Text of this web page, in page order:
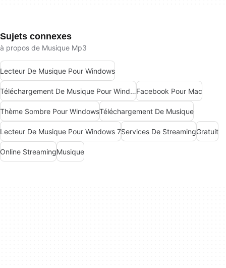
Sujets connexes
à propos de Musique Mp3
Lecteur De Musique Pour Windows
Téléchargement De Musique Pour Windows 10Facebook Pour Mac
Thème Sombre Pour WindowsTéléchargement De Musique
Lecteur De Musique Pour Windows 7Services De StreamingGratuit
Online StreamingMusique